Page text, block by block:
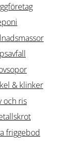
& klinker
och ris
friggebod